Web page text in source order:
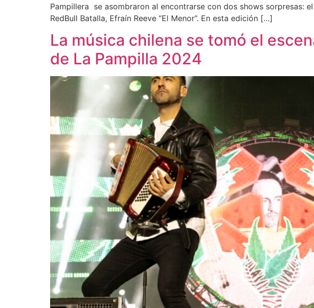
Pampillera se asombraron al encontrarse con dos shows sorpresas:
RedBull Batalla, Efraín Reeve “El Menor”. En esta edición […]
La música chilena se tomó el
de La Pampilla 2024